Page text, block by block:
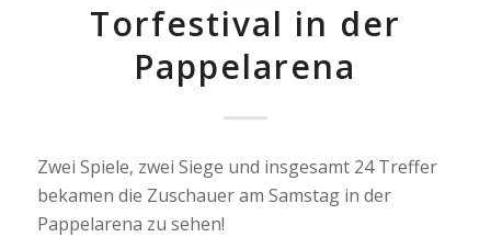
Torfestival in der
Pappelarena
Zwei Spiele, zwei Siege und insgesamt 24 Treffer
bekamen die Zuschauer am Samstag in der
Pappelarena zu sehen!